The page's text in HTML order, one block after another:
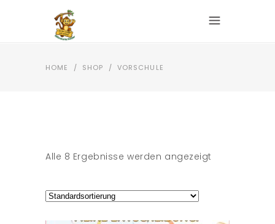
HOME / SHOP / VORSCHULE
Alle 8 Ergebnisse werden angezeigt